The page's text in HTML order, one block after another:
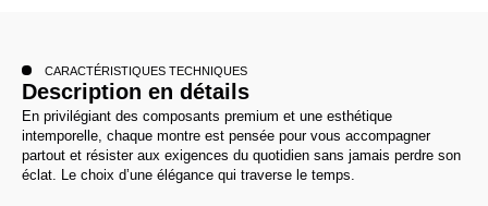
CARACTÉRISTIQUES TECHNIQUES
Description en détails
En privilégiant des composants premium et une esthétique
intemporelle, chaque montre est pensée pour vous accompagner
partout et résister aux exigences du quotidien sans jamais perdre son
éclat. Le choix d’une élégance qui traverse le temps.